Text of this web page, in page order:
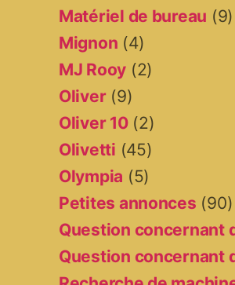
Matériel de bureau (9)
Mignon (4)
MJ Rooy (2)
Oliver(9)
Oliver 10(2)
Olivetti (45)
Olympia (5)
Petites annonces (90)
Question concernant
Question concernant